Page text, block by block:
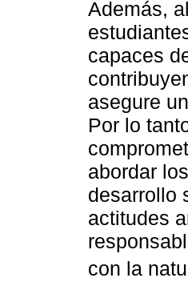
Además,
capaces
asegure
Por lo
abordar
desarrollo
actitudes
con la